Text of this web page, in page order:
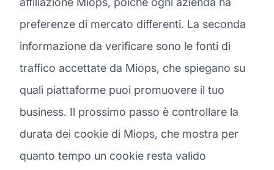
preferenze di mercato differenti. La seconda
informazione da verificare sono le fonti di
traffico accettate da Miops, che spiegano su
quali piattaforme puoi promuovere il tuo
business. Il prossimo passo è controllare la
durata dei cookie di Miops, che mostra per
quanto tempo un cookie resta valido